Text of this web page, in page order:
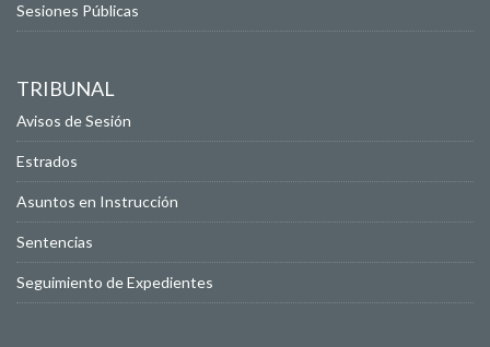
Sesiones Públicas
TRIBUNAL
Avisos de Sesión
Estrados
Asuntos en Instrucción
Sentencias
Seguimiento de Expedientes